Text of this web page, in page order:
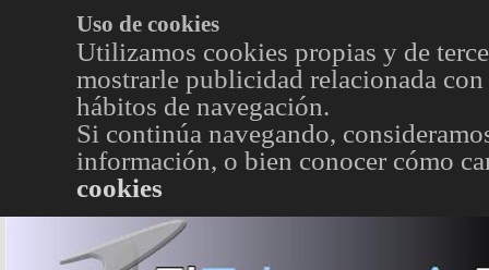
Uso de cookies
Utilizamos cookies propias y de
mostrarle publicidad relacionada
hábitos de navegación.
Si continúa navegando,
información, o bien conocer cómo
cookies